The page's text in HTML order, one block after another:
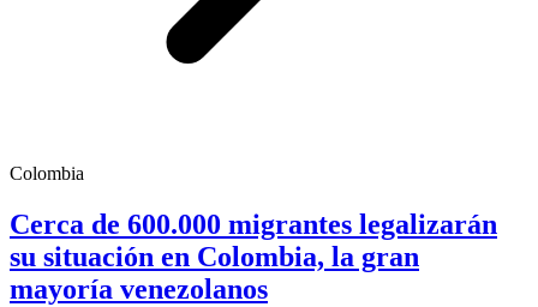
Colombia
Cerca de 600.000 migrantes legalizarán
su situación en Colombia, la gran
mayoría venezolanos